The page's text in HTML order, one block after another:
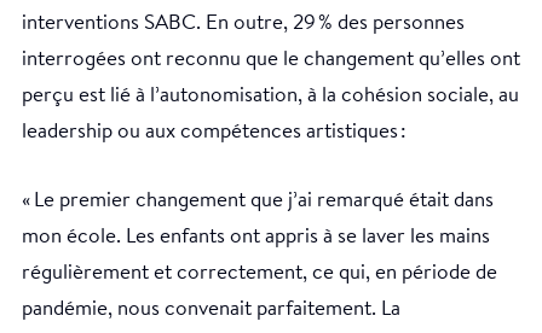
interventions SABC. En outre, 29 % des personnes
interrogées ont reconnu que le changement qu’elles ont
perçu est lié à l’autonomisation, à la cohésion sociale, au
leadership ou aux compétences artistiques :
« Le premier changement que j’ai remarqué était dans
mon école. Les enfants ont appris à se laver les mains
régulièrement et correctement, ce qui, en période de
pandémie, nous convenait parfaitement. La